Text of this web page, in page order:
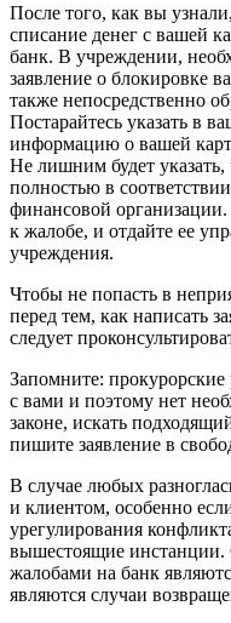
После того, как вы
списание денег с вашей
банк. В учреждении,
заявление о блокировке
также непосредственно
Постарайтесь указать в
информацию о вашей
Не лишним будет указать,
полностью в
финансовой
к жалобе, и отдайте ее
учреждения.
Чтобы не попасть в
перед тем, как написать
следует
Запомните:
с вами и поэтому нет
законе, искать
пишите заявление в
В случае любых
и клиентом, особенно
урегулирования
вышестоящие
жалобами на банк
являются случаи